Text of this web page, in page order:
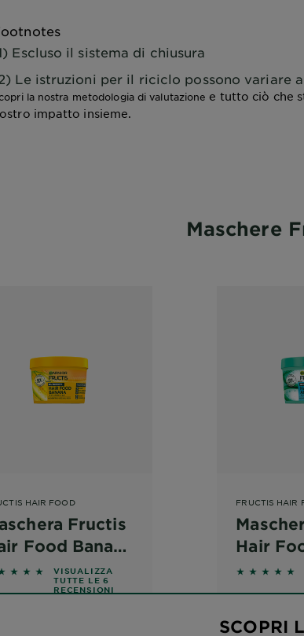
Escluso il sistema di chiusura
Le istruzioni per il riciclo possono variare
la nostra metodologia di valutazione e tutto ciò che
impatto insieme.
Maschere
HAIR FOOD
Fructis
Food Banana
of 5 stars based on reviews
VISUALIZZA
TUTTE LE 6
RECENSIONI
FRUCTIS HAIR
Hair
5 out of 5
SCOPRI